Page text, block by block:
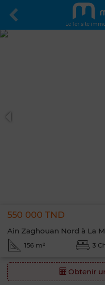
Le 1er site
550 000 TND
Ain Zaghouan Nord à La
156 m² 3
Obtenir